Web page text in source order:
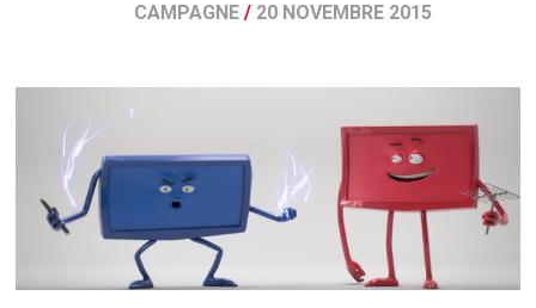
CAMPAGNE / 20 NOVEMBRE 2015